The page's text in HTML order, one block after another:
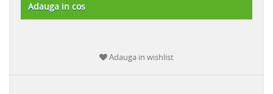
Adauga in cos
Adauga in wishlist